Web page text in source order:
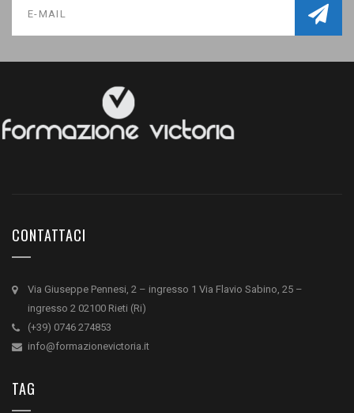
CONTATTACI
Via Giuseppe Pennesi, 2 – ingresso 1 Via Flavio Sabino, 25 –
ingresso 2 02100 Rieti (Ri)
(+39) 0746 274853
info@formazionevictoria.it
TAG